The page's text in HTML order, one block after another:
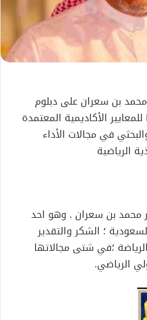
بن سعران على دبلوم
الأكاديمية المعتمدة
في مجالات الأداء
الرياضية
محمد بن سعران . وهو احد
؛ الشكر والتقدير
؛في شتى مجالاتها
الرياضي.